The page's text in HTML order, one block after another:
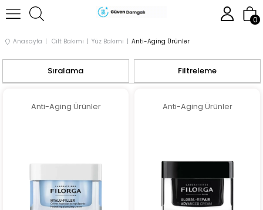
0
Anasayfa Cilt Bakımı Yüz Bakımı Anti-Aging Ürünler
Filtreleme
Sıralama
Anti-Aging Ürünler Anti-Aging Ürünler